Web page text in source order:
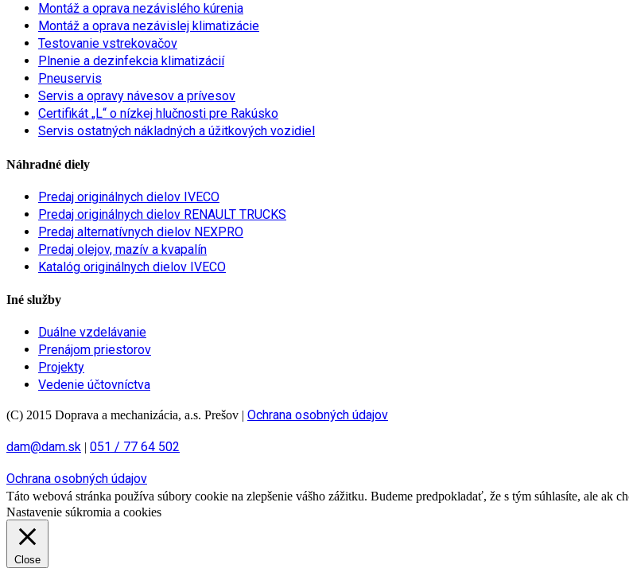
Montáž a oprava nezávislého kúrenia
Montáž a oprava nezávislej klimatizácie
Testovanie vstrekovačov
Plnenie a dezinfekcia klimatizácií
Pneuservis
Servis a opravy návesov a prívesov
Certifikát „L“ o nízkej hlučnosti pre Rakúsko
Servis ostatných nákladných a úžitkových vozidiel
Náhradné diely
Predaj originálnych dielov IVECO
Predaj originálnych dielov RENAULT TRUCKS
Predaj alternatívnych dielov NEXPRO
Predaj olejov, mazív a kvapalín
Katalóg originálnych dielov IVECO
Iné služby
Duálne vzdelávanie
Prenájom priestorov
Projekty
Vedenie účtovníctva
(C) 2015 Doprava a mechanizácia, a.s. Prešov | Ochrana osobných údajov
dam@dam.sk | 051 / 77 64 502
Ochrana osobných údajov
Táto webová stránka používa súbory cookie na zlepšenie vášho zážitku. Budeme predpokladať, že s tým súhlasíte, ale ak
Nastavenie súkromia a cookies
Close